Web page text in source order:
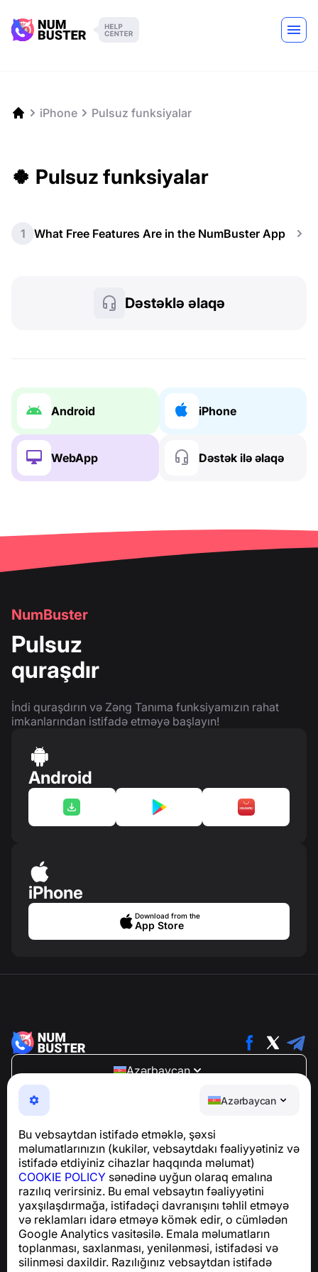
Azərbaycan
Bu vebsaytdan istifadə etməklə, şəxsi
məlumatlarınızın (kukilər, vebsaytdakı fəaliyyətiniz və
istifadə etdiyiniz cihazlar haqqında məlumat)
COOKIE POLICY sənədinə uyğun olaraq emalına
razılıq verirsiniz. Bu emal vebsaytın fəaliyyətini
yaxşılaşdırmağa, istifadəçi davranışını təhlil etməyə
və reklamları idarə etməyə kömək edir, o cümlədən
Google Analytics vasitəsilə. Emala məlumatların
toplanması, saxlanması, yenilənməsi, istifadəsi və
silinməsi daxildir. Razılığınız vebsaytdan istifadə
iPhone Pulsuz funksiyalar
🍀 Pulsuz funksiyalar
1 What Free Features Are in the NumBuster App
Dəstəklə əlaqə
Android iPhone
WebApp Dəstək ilə əlaqə
NumBuster
Pulsuz
quraşdır
İndi quraşdırın və Zəng Tanıma funksiyamızın rahat
imkanlarından istifadə etməyə başlayın!
Android
iPhone
Download from the
App Store
Azərbaycan
NumBuster © 2013—2026 ·
support@numbuster.com
Telefon fırıldaqlarından, spam və arzuolunmaz
GDPR uyğunluğu ilə bağlı suallar üçün:
support@numbuster.com
Yardım Mərkəzi
Xəbərlər və Məqalələr
Layihə haqqında
Əlaqə